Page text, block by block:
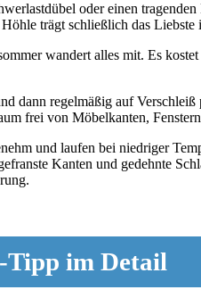
oder einen
trägt schließlich das
wandert alles mit. Es
dann regelmäßig auf
frei von Möbelkanten,
und laufen bei niedriger
Kanten und gedehnte
Tipp im Detail